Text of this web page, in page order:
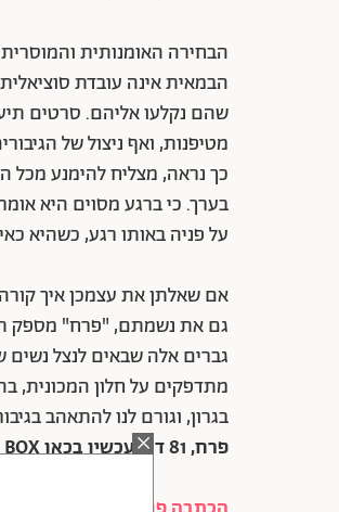
הבחירה האומנותית
הבמאית אינה עובדת
שהם נקלעו אליהם. סרטים
מטיפנות, ואף ניצול של
כך נראה, מצליח להימנע
בערך. כי ברגע מסוים היא
על פניה באותו רגע, כשהיא
אם שאלתן את עצמכן איך
גם את נשמתם, "פרח" מספק
גברים אלה שבאים לנצל
מתדפקים על חלון המכונית,
בגרון, וגורם לנו להתאהב
פרח, 81 דק, עכשיו בכאן BOX ובעמוד היוטיוב של כאן 11